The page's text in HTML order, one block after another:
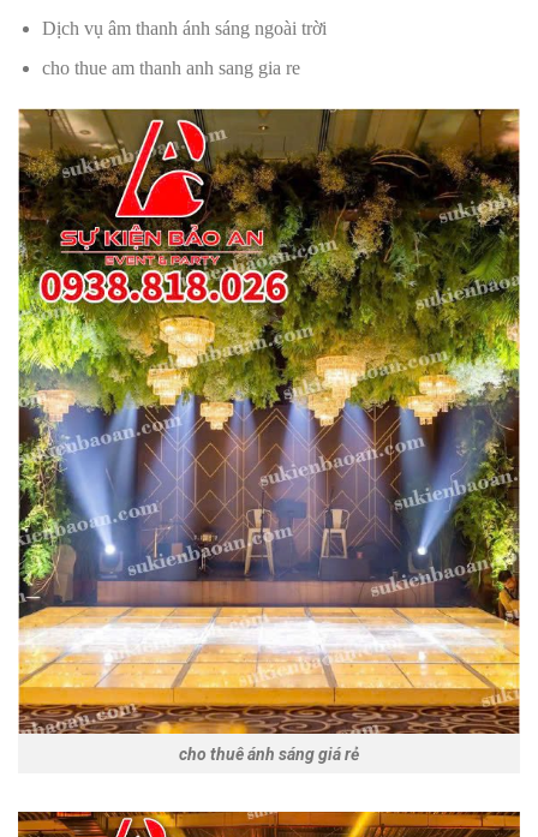
Dịch vụ âm thanh ánh sáng ngoài trời
cho thue am thanh anh sang gia re
cho thuê ánh sáng giá rẻ